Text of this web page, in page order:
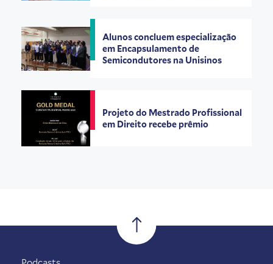
Alunos concluem especialização
em Encapsulamento de
Semicondutores na Unisinos
Projeto do Mestrado Profissional
em Direito recebe prêmio